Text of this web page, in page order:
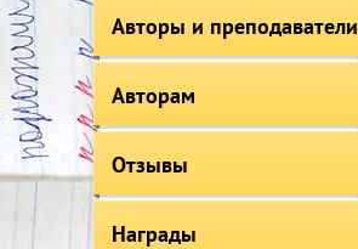
Авторы и преподаватели
Авторам
Отзывы
Награды